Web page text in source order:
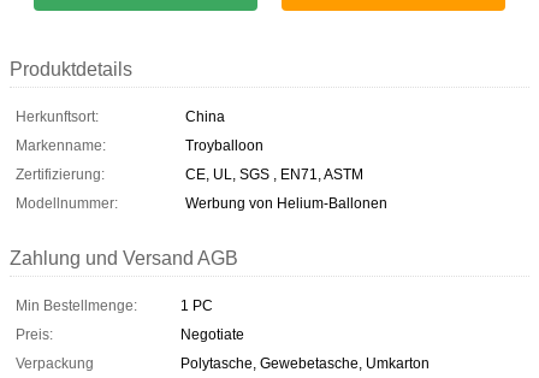
Produktdetails
Herkunftsort:
China
Markenname:
Troyballoon
Zertifizierung:
CE, UL, SGS , EN71, ASTM
Modellnummer:
Werbung von Helium-Ballonen
Zahlung und Versand AGB
Min Bestellmenge:
1 PC
Preis:
Negotiate
Verpackung
Polytasche, Gewebetasche, Umkarton